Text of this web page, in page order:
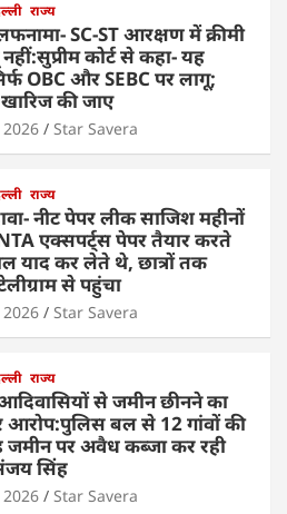
राज्य
SC-ST आरक्षण में क्रीमी
कोर्ट से कहा- यह
OBC और SEBC पर लागू;
की जाए
Star Savera
राज्य
नीट पेपर लीक साजिश महीनों
एक्सपर्ट्स पेपर तैयार करते
याद कर लेते थे, छात्रों तक
से पहुंचा
Star Savera
राज्य
से जमीन छीनने का
आरोप:पुलिस बल से 12 गांवों की
पर अवैध कब्जा कर रही
सिंह
Star Savera